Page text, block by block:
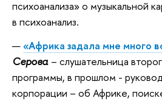
психоанализа» о музыкальной
в психоанализ.
«Африка задала мне много
Серова – слушательница
программы, в прошлом -
корпорации – об Африке,